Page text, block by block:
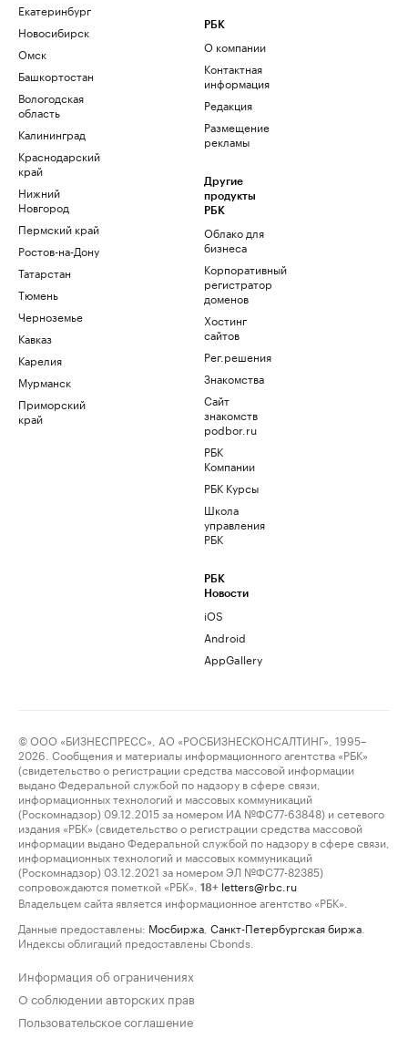
Екатеринбург
Новосибирск
Омск
Башкортостан
Вологодская
область
Калининград
Краснодарский
край
Нижний
Новгород
Пермский край
Ростов-на-Дону
Татарстан
Тюмень
Черноземье
Кавказ
Карелия
Мурманск
Приморский
край
РБК
О компании
Контактная
информация
Редакция
Размещение
рекламы
Другие
продукты
РБК
Облако для
бизнеса
Корпоративный
регистратор
доменов
Хостинг
сайтов
Рег.решения
Знакомства
Сайт
знакомств
podbor.ru
РБК
Компании
РБК Курсы
Школа
управления
РБК
РБК
Новости
iOS
Android
AppGallery
© ООО «БИЗНЕСПРЕСС», АО «РОСБИЗНЕСКОНСАЛТИНГ», 1995–
2026. Сообщения и материалы информационного агентства «РБК»
(свидетельство о регистрации средства массовой информации
выдано Федеральной службой по надзору в сфере связи,
информационных технологий и массовых коммуникаций
(Роскомнадзор) 09.12.2015 за номером ИА №ФС77-63848) и сетевого
издания «РБК» (свидетельство о регистрации средства массовой
информации выдано Федеральной службой по надзору в сфере связи,
информационных технологий и массовых коммуникаций
(Роскомнадзор) 03.12.2021 за номером ЭЛ №ФС77-82385)
сопровождаются пометкой «РБК».
18+ letters@rbc.ru
Владельцем сайта является информационное агентство «РБК».
Данные предоставлены: Мосбиржа Санкт-Петербургская биржа
Индексы облигаций предоставлены Cbonds.
Информация об ограничениях
О соблюдении авторских прав
Пользовательское соглашение